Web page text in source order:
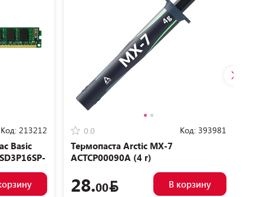
Код: 213212
Basic
0.0 Код: 393981
Термопаста Arctic MX-7
ACTCP00090A (4 г)
28.00 В корзину